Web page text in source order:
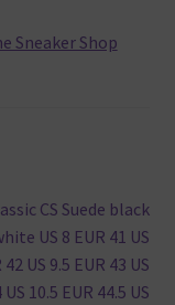
Sneaker Shop
CS Suede black
US 8 EUR 41 US
42 US 9.5 EUR 43 US
10.5 EUR 44.5 US